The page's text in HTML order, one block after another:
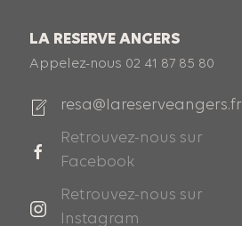
LA RESERVE ANGERS
Appelez-nous 02 41 87 85 80
resa@lareserveangers.fr
Retrouvez-nous sur
Facebook
Retrouvez-nous sur
Instagram